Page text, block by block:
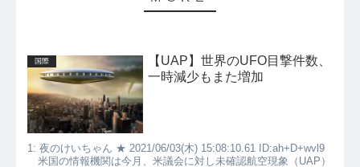
国際
【UAP】世界のUFO目撃件数、
一時減少もまた増加
1: 夜のけいちゃん ★ 2021/06/03(木) 15:08:10.61 ID:ah+D+wvl9
米国の情報機関は今月、米議会に対し未確認航空現象（UAP）